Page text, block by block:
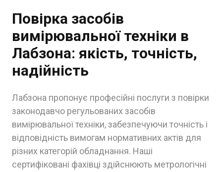
Повірка засобів
вимірювальної техніки в
Лабзона: якість, точність,
надійність
Лабзона пропонує професійні послуги з повірки
законодавчо регульованих засобів
вимірювальної техніки, забезпечуючи точність і
відповідність вимогам нормативних актів для
різних категорій обладнання. Наші
сертифіковані фахівці здійснюють метрологічні